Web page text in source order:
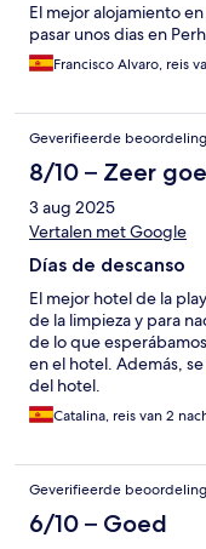
El mejor alojamiento
pasar unos dias en
Francisco Alvaro, reis
Geverifieerde beoordeling
8/10 – Zeer
3 aug 2025
Vertalen met Google
Días de descanso
El mejor hotel de la
de la limpieza y para
de lo que
en el hotel. Además,
del hotel.
Catalina, reis van 2
Geverifieerde beoordeling
6/10 – Goed